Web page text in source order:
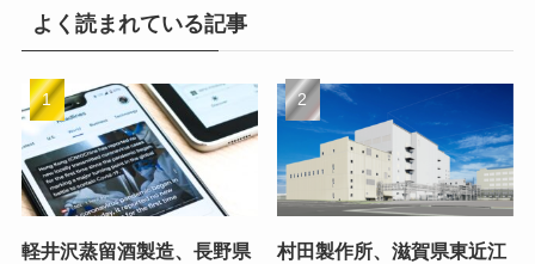
よく読まれている記事
軽井沢蒸留酒製造、長野県
村田製作所、滋賀県東近江